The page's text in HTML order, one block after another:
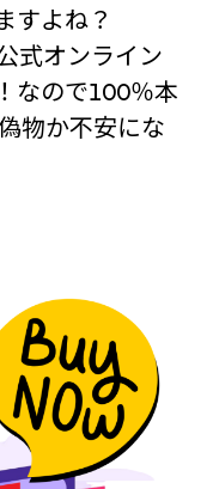
すよね？
式オンライン
なので100％本
物か不安にな